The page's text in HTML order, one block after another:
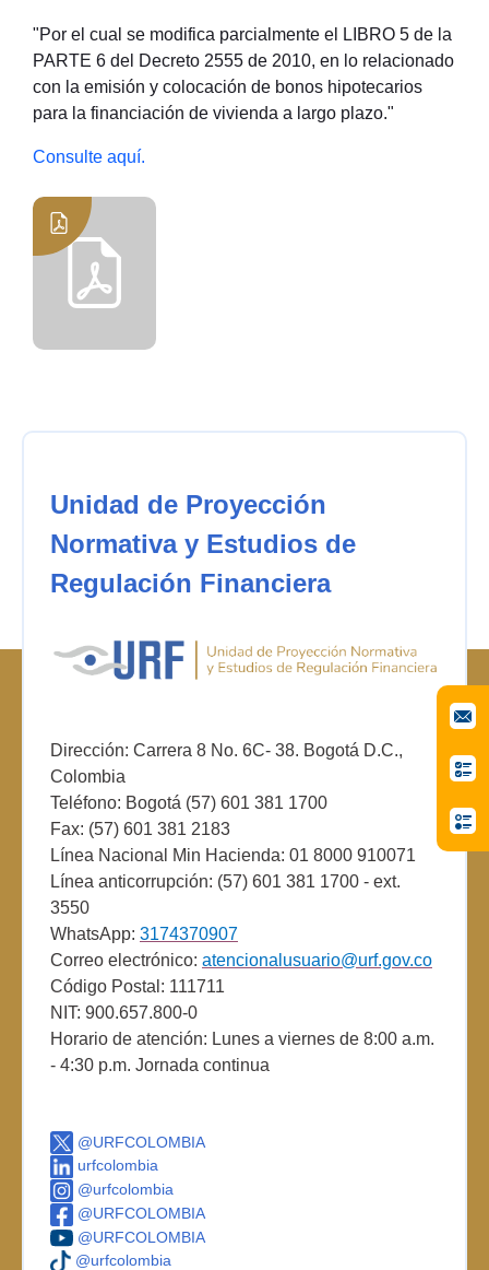
"Por el cual se modifica parcialmente el LIBRO 5 de la
PARTE 6 del Decreto 2555 de 2010, en lo relacionado
con la emisión y colocación de bonos hipotecarios
para la financiación de vivienda a largo plazo."
Consulte aquí.
Unidad de Proyección
Normativa y Estudios de
Regulación Financiera
Dirección: Carrera 8 No. 6C- 38. Bogotá D.C.,
Colombia
Teléfono: Bogotá (57) 601 381 1700
Fax: (57) 601 381 2183
Línea Nacional Min Hacienda: 01 8000 910071
Línea anticorrupción: (57) 601 381 1700 - ext.
3550
WhatsApp: 3174370907
Correo electrónico: atencionalusuario@urf.gov.co
Código Postal: 111711
NIT: 900.657.800-0
Horario de atención: Lunes a viernes de 8:00 a.m.
- 4:30 p.m. Jornada continua
@URFCOLOMBIA
urfcolombia
@urfcolombia
@URFCOLOMBIA
@URFCOLOMBIA
@urfcolombia